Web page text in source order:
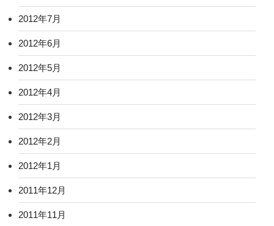
2012年7月
2012年6月
2012年5月
2012年4月
2012年3月
2012年2月
2012年1月
2011年12月
2011年11月